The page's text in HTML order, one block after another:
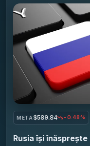
META $589.84 -0.48%
Rusia își